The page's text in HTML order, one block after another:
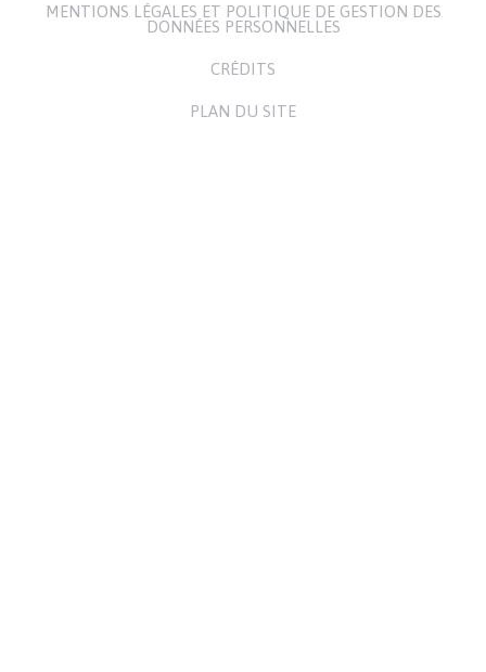
MENTIONS LÉGALES ET POLITIQUE DE GESTION DES
DONNÉES PERSONNELLES
CRÉDITS
PLAN DU SITE